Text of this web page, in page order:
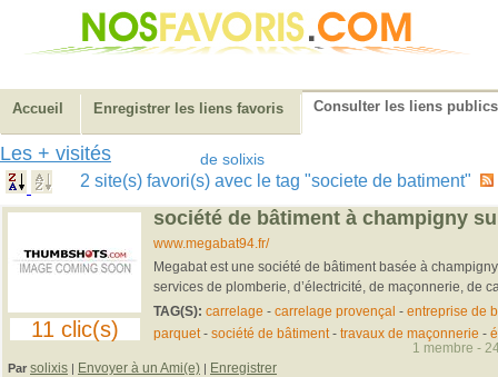
Accueil Enregistrer les liens favoris Consulter les liens publics
Les + visités de solixis
2 site(s) favori(s) avec le tag "societe de batiment"
11 clic(s)
société de bâtiment à champigny
www.megabat94.fr/
Megabat est une société de bâtiment basée à
services de plomberie, d’électricité, de maçonnerie, de
TAG(S): carrelage - carrelage provençal - entreprise de
parquet- société de bâtiment- travaux de maçonnerie -
Par solixis | Envoyer à un Ami(e) | Enregistrer
1 membre -